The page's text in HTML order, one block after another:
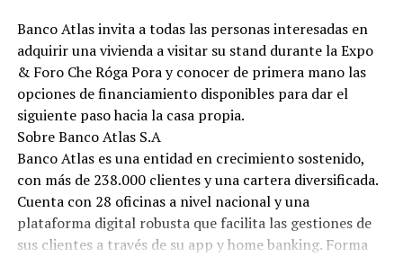
Banco Atlas invita a todas las personas interesadas en
adquirir una vivienda a visitar su stand durante la Expo
& Foro Che Róga Pora y conocer de primera mano las
opciones de financiamiento disponibles para dar el
siguiente paso hacia la casa propia.
Sobre Banco Atlas S.A
Banco Atlas es una entidad en crecimiento sostenido,
con más de 238.000 clientes y una cartera diversificada.
Cuenta con 28 oficinas a nivel nacional y una
plataforma digital robusta que facilita las gestiones de
sus clientes a través de su app y home banking. Forma